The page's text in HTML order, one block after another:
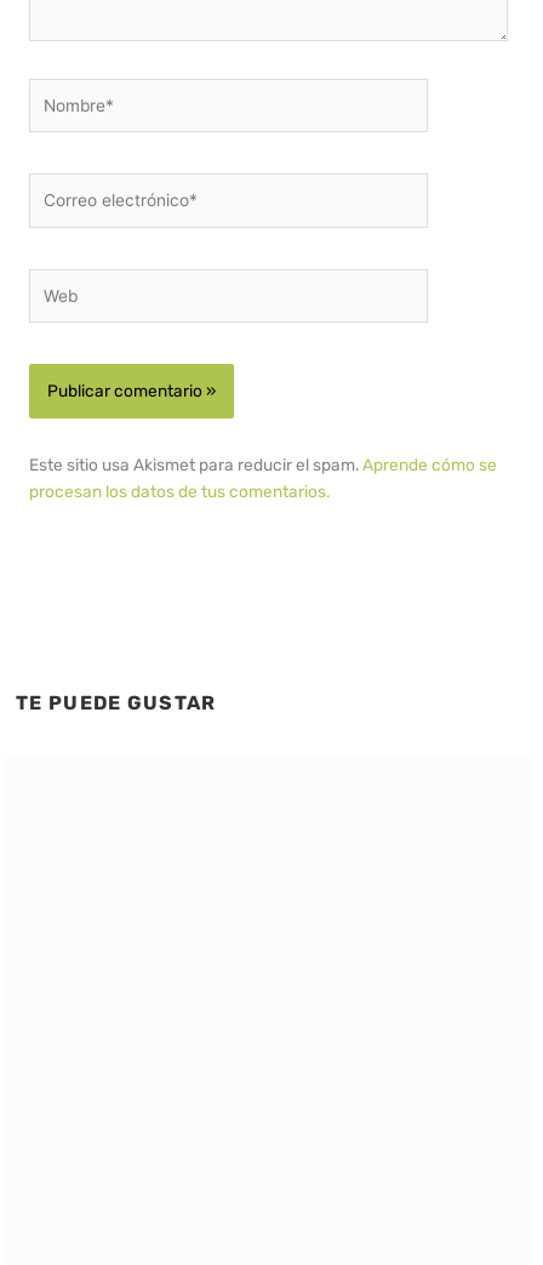
electrónico*
Este sitio usa Akismet para reducir el spam.Aprende cómo se
procesan los datos de tus comentarios.
TE PUEDE GUSTAR